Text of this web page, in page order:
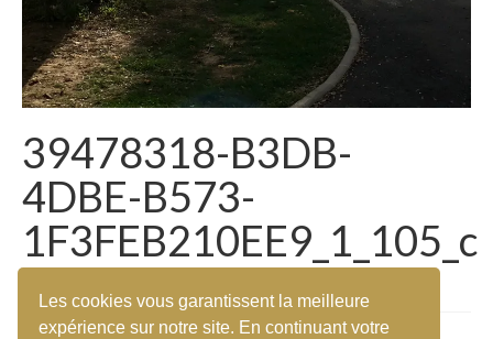
39478318-B3DB-
4DBE-B573-
1F3FEB210EE9_1_105_c
Les cookies vous garantissent la meilleure
expérience sur notre site. En continuant votre